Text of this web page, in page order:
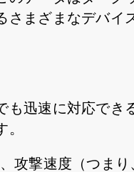
まざまなデバイ
迅速に対応でき
攻撃速度（つま